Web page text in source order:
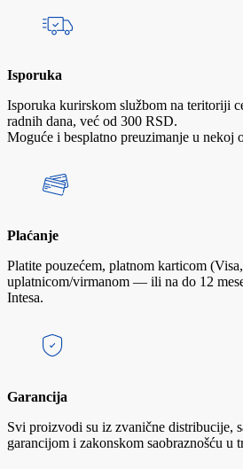
Isporuka
Isporuka kurirskom službom na teritoriji
radnih dana, već od 300 RSD.
Moguće i besplatno preuzimanje u nekoj
Plaćanje
Platite pouzećem, platnom karticom
uplatnicom/virmanom — ili na do 12
Intesa.
Garancija
Svi proizvodi su iz zvanične distribucije,
garancijom i zakonskom saobraznošću u